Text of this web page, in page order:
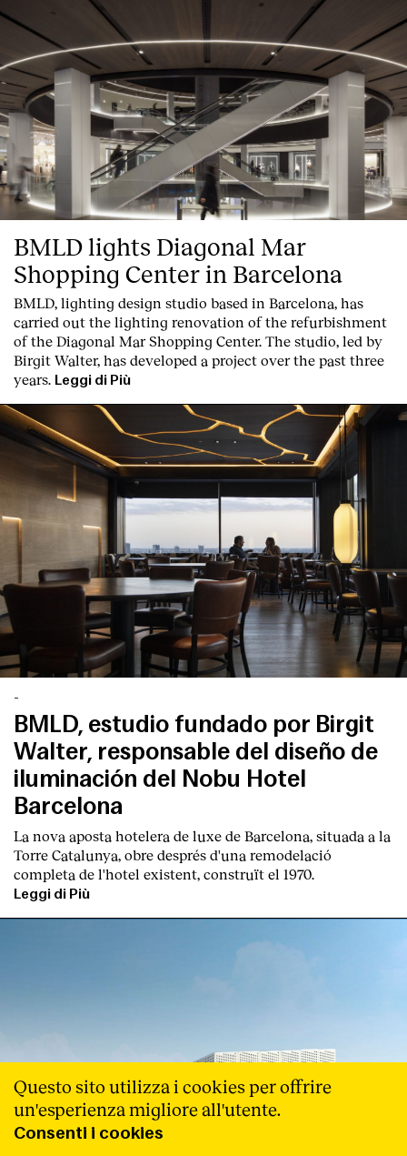
English Español Italiano Català
BMLD lights Diagonal Mar
Shopping Center in Barcelona
BMLD, lighting design studio based in Barcelona, has
carried out the lighting renovation of the refurbishment
of the Diagonal Mar Shopping Center. The studio, led by
Birgit Walter, has developed a project over the past three
years. Leggi di Più
-
BMLD, estudio fundado por Birgit
Walter, responsable del diseño de
iluminación del Nobu Hotel
Barcelona
La nova aposta hotelera de luxe de Barcelona, situada a la
Torre Catalunya, obre després d'una remodelació
completa de l'hotel existent, construït el 1970.
Leggi di Più
Questo sito utilizza i cookies per offrire
un'esperienza migliore all'utente.
Consenti i cookies